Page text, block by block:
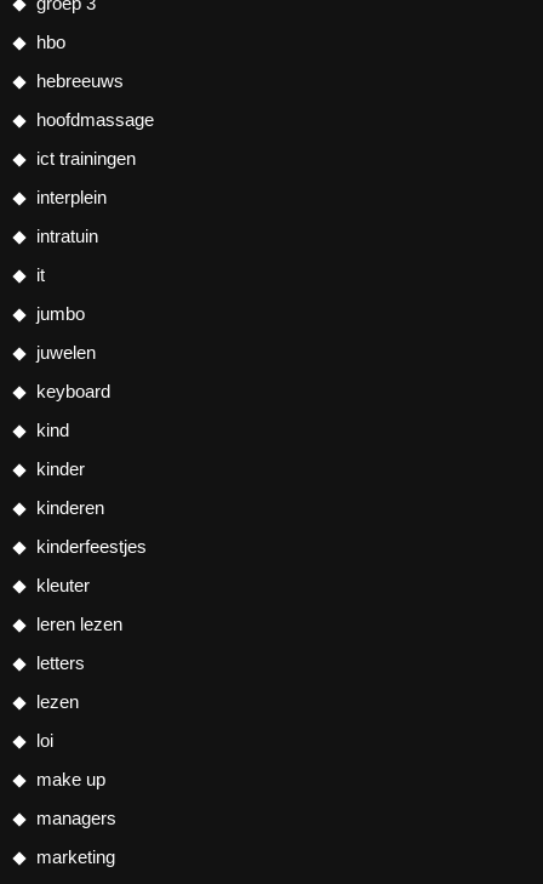
hbo
hebreeuws
hoofdmassage
ict trainingen
interplein
intratuin
it
jumbo
juwelen
keyboard
kind
kinder
kinderen
kinderfeestjes
kleuter
leren lezen
letters
lezen
loi
make up
managers
marketing